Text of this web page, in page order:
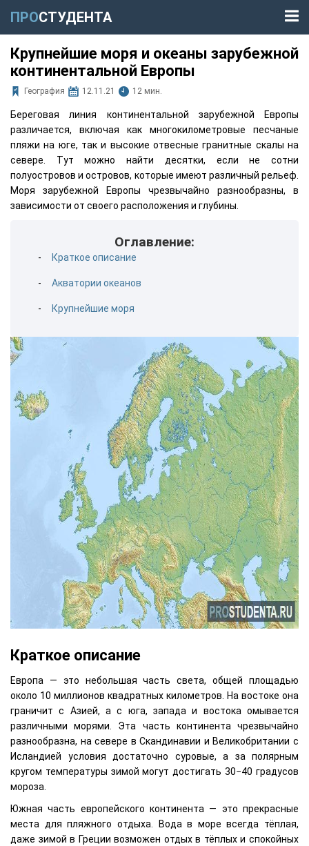
ПРОСТУДЕНТА
Крупнейшие моря и океаны зарубежной
континентальной Европы
География 12.11.21 12 мин.
Береговая линия континентальной зарубежной Европы
различается, включая как многокилометровые песчаные
пляжи на юге, так и высокие отвесные гранитные скалы на
севере. Тут можно найти десятки, если не сотни
полуостровов и островов, которые имеют различный рельеф.
Моря зарубежной Европы чрезвычайно разнообразны, в
зависимости от своего расположения и глубины.
Оглавление:
Краткое описание
Акватории океанов
Крупнейшие моря
Краткое описание
Европа — это небольшая часть света, общей площадью
около 10 миллионов квадратных километров. На востоке она
граничит с Азией, а с юга, запада и востока омывается
различными морями. Эта часть континента чрезвычайно
разнообразна, на севере в Скандинавии и Великобритании с
Исландией условия достаточно суровые, а за полярным
кругом температуры зимой могут достигать 30−40 градусов
мороза.
Южная часть европейского континента — это прекрасные
места для пляжного отдыха. Вода в море всегда тёплая,
даже зимой в Греции возможен отдых в тёплых и спокойных